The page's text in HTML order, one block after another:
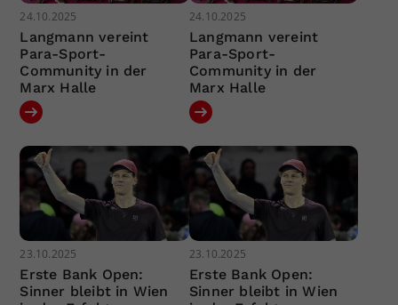
24.10.2025
Langmann vereint
Para-Sport-
Community in der
Marx Halle
24.10.2025
Langmann vereint
Para-Sport-
Community in der
Marx Halle
23.10.2025
Erste Bank Open:
Sinner bleibt in Wien
23.10.2025
Erste Bank Open:
Sinner bleibt in Wien